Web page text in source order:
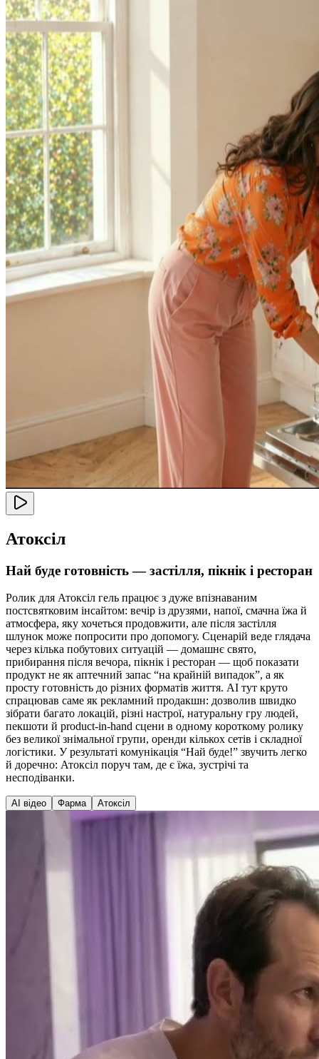
Атоксіл
Най буде готовність — застілля, пікнік і ресторан
Ролик для Атоксіл гель працює з дуже впізнаваним
постсвятковим інсайтом: вечір із друзями, напої, смачна їжа й
атмосфера, яку хочеться продовжити, але після застілля
шлунок може попросити про допомогу. Сценарій веде глядача
через кілька побутових ситуацій — домашнє свято,
прибирання після вечора, пікнік і ресторан — щоб показати
продукт не як аптечний запас “на крайній випадок”, а як
просту готовність до різних форматів життя. AI тут круто
спрацював саме як рекламний продакшн: дозволив швидко
зібрати багато локацій, різні настрої, натуральну гру людей,
пекшоти й product-in-hand сцени в одному короткому ролику
без великої знімальної групи, оренди кількох сетів і складної
логістики. У результаті комунікація “Най буде!” звучить легко
й доречно: Атоксіл поруч там, де є їжа, зустрічі та
несподіванки.
AI відео Фарма Атоксіл